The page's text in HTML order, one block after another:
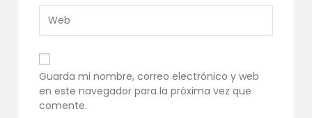
usuario
para
comentar
de
correo
electrónico
para
comentar
URL
de
tu
web
(opcional)
Guarda mi nombre, correo electrónico y web
en este navegador para la próxima vez que
comente.